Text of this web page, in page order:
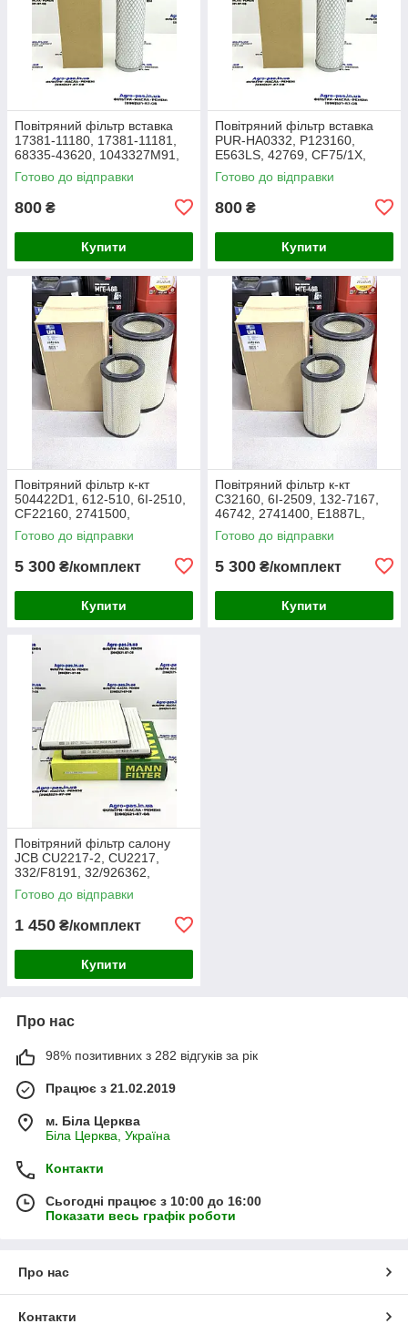
Повітряний фільтр вставка
17381-11180, 17381-11181,
68335-43620, 1043327M91,
3438717M1, 1909138,
86504143, PA2489, MD-7134
Готово до відправки
800 ₴
Купити
Повітряний фільтр вставка
PUR-HA0332, P123160,
E563LS, 42769, CF75/1X,
27.016.00, AF1966,
1043327M91, Y05761310,
Готово до відправки
800 ₴
Купити
Повітряний фільтр к-кт
504422D1, 612-510, 6I-2510,
CF22160, 2741500,
AF25138M, P532510, MD-
7624S, SA16024, RS3511,
Готово до відправки
5 300 ₴/комплект
Купити
Повітряний фільтр к-кт
C32160, 6I-2509, 132-7167,
46742, 2741400, E1887L,
RS3514, SL5603, P532509,
FJ3468, MD-7624,
Готово до відправки
5 300 ₴/комплект
Купити
Повітряний фільтр салону
JCB CU2217-2, CU2217,
332/F8191, 32/926362,
30/926362, AA2983, CA-
43030, SC60055, SKL46354,
Готово до відправки
1 450 ₴/комплект
Купити
Про нас
98% позитивних з 282 відгуків за рік
Працює з 21.02.2019
м. Біла Церква
Біла Церква, Україна
Контакти
Сьогодні працює з 10:00 до 16:00
Показати весь графік роботи
Про нас
Контакти